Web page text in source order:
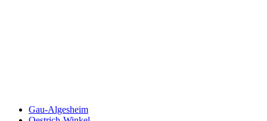
Gau-Algesheim